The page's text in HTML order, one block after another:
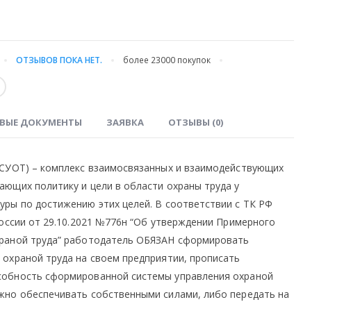
ОТЗЫВОВ ПОКА НЕТ. более 23000покупок
ДОКУМЕНТЫ ЗАЯВКА ОТЗЫВЫ (0)
– комплекс взаимосвязанных и взаимодействующих
политику и цели в области охраны труда у
по достижению этих целей. В соответствии с ТК РФ
от 29.10.2021 №776н “Об утверждении Примерного
труда” работодатель ОБЯЗАН сформировать
труда на своем предприятии, прописать
сформированной системы управления охраной
обеспечивать собственными силами, либо передать на